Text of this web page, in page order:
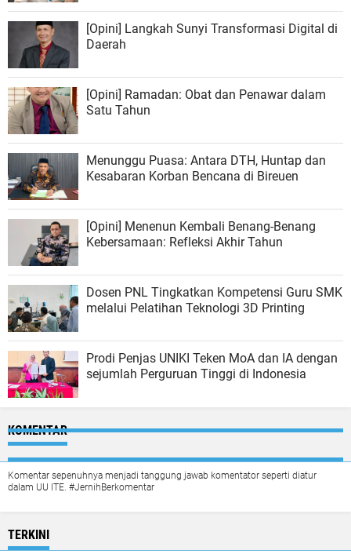
[Opini] Langkah Sunyi Transformasi Digital di
Daerah
[Opini] Ramadan: Obat dan Penawar dalam
Satu Tahun
Menunggu Puasa: Antara DTH, Huntap dan
Kesabaran Korban Bencana di Bireuen
[Opini] Menenun Kembali Benang-Benang
Kebersamaan: Refleksi Akhir Tahun
Dosen PNL Tingkatkan Kompetensi Guru SMK
melalui Pelatihan Teknologi 3D Printing
Prodi Penjas UNIKI Teken MoA dan IA dengan
sejumlah Perguruan Tinggi di Indonesia
KOMENTAR
Komentar sepenuhnya menjadi tanggung jawab komentator seperti diatur
dalam UU ITE. #JernihBerkomentar
TERKINI